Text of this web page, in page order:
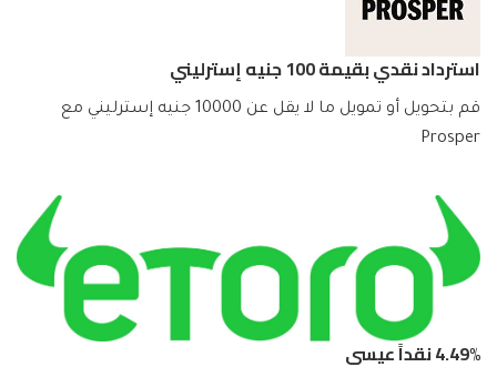
استرداد نقدي بقيمة 100 جنيه إسترليني
قم بتحويل أو تمويل ما لا يقل عن 10000 جنيه إسترليني مع
Prosper
4.49% نقداً عيسى